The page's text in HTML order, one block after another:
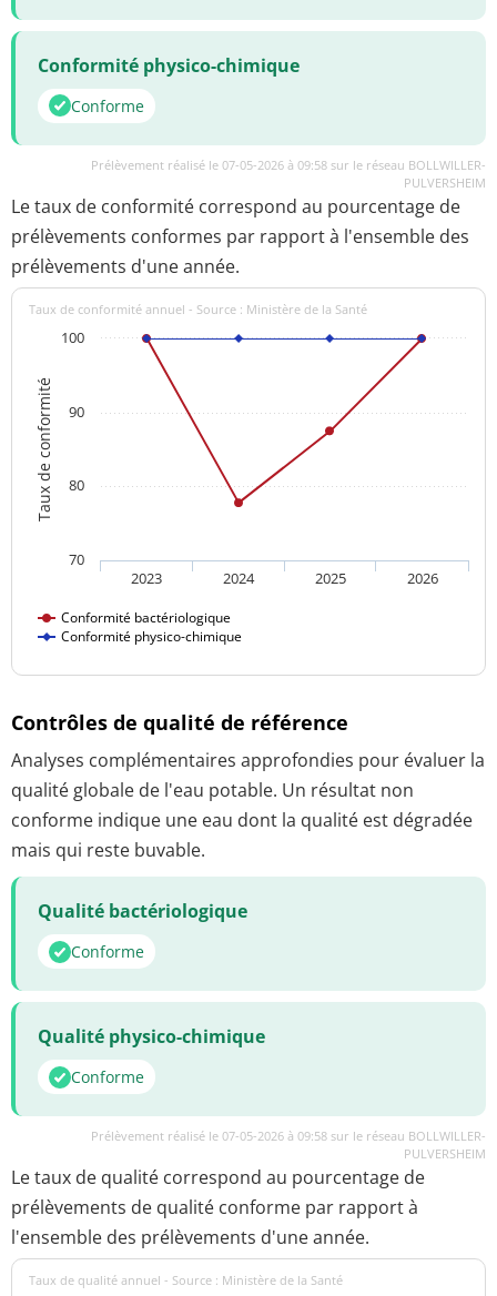
Conformité physico-chimique
Conforme
Prélèvement réalisé le 07-05-2026 à 09:58 sur le réseau BOLLWILLER-
PULVERSHEIM
Le taux de conformité correspond au pourcentage de
prélèvements conformes par rapport à l'ensemble des
prélèvements d'une année.
Taux de conformité
Taux de conformité annuel - Source : Ministère de la Santé
Conformité bactériologique
Conformité physico-chimique
2023 2024 2025 2026
70
80
90
100
Contrôles de qualité de référence
Analyses complémentaires approfondies pour évaluer la
qualité globale de l'eau potable. Un résultat non
conforme indique une eau dont la qualité est dégradée
mais qui reste buvable.
Qualité bactériologique
Conforme
Qualité physico-chimique
Conforme
Prélèvement réalisé le 07-05-2026 à 09:58 sur le réseau BOLLWILLER-
PULVERSHEIM
Le taux de qualité correspond au pourcentage de
prélèvements de qualité conforme par rapport à
l'ensemble des prélèvements d'une année.
Taux de qualité annuel - Source : Ministère de la Santé